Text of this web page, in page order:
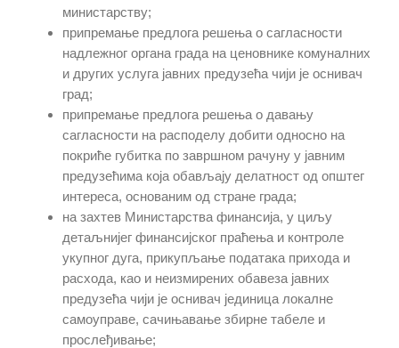
министарству;
припремање предлога решења о сагласности
надлежног органа града на ценовникекомуналних
и других услуга јавних предузећа чији је оснивач
град;
припремање предлога решења о давању
сагласности на расподелу добити односно на
покриће губитка по завршном рачуну у јавним
предузећима која обављају делатност од општег
интереса, основаним од стране града;
на захтев Министарства финансија, у циљу
детаљнијег финансијског праћења и контроле
укупног дуга, прикупљање података прихода и
расхода, као и неизмирених обавеза јавних
предузећа чији је оснивач јединица локалне
самоуправе, сачињавање збирне табеле и
прослеђивање;